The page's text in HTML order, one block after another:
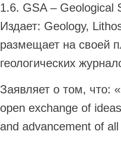
1.6. GSA – Geological
Издает: Geology,
размещает на своей
геологических
Заявляет о том, что:
open exchange of
and advancement of